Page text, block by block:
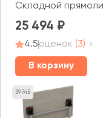
Складной
25 494
4.5оценок (3)
В корзину
39745